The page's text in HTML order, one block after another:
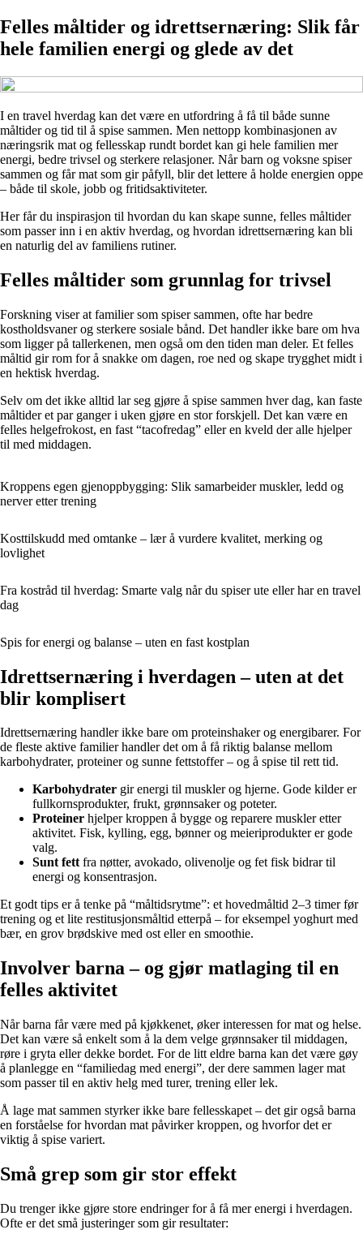
Felles måltider og idrettsernæring: Slik får
hele familien energi og glede av det
I en travel hverdag kan det være en utfordring å få til både sunne
måltider og tid til å spise sammen. Men nettopp kombinasjonen av
næringsrik mat og fellesskap rundt bordet kan gi hele familien mer
energi, bedre trivsel og sterkere relasjoner. Når barn og voksne spiser
sammen og får mat som gir påfyll, blir det lettere å holde energien oppe
– både til skole, jobb og fritidsaktiviteter.
Her får du inspirasjon til hvordan du kan skape sunne, felles måltider
som passer inn i en aktiv hverdag, og hvordan idrettsernæring kan bli
en naturlig del av familiens rutiner.
Felles måltider som grunnlag for trivsel
Forskning viser at familier som spiser sammen, ofte har bedre
kostholdsvaner og sterkere sosiale bånd. Det handler ikke bare om hva
som ligger på tallerkenen, men også om den tiden man deler. Et felles
måltid gir rom for å snakke om dagen, roe ned og skape trygghet midt i
en hektisk hverdag.
Selv om det ikke alltid lar seg gjøre å spise sammen hver dag, kan faste
måltider et par ganger i uken gjøre en stor forskjell. Det kan være en
felles helgefrokost, en fast “tacofredag” eller en kveld der alle hjelper
til med middagen.
Kroppens egen gjenoppbygging: Slik samarbeider muskler, ledd og
nerver etter trening
Kosttilskudd med omtanke – lær å vurdere kvalitet, merking og
lovlighet
Fra kostråd til hverdag: Smarte valg når du spiser ute eller har en travel
dag
Spis for energi og balanse – uten en fast kostplan
Idrettsernæring i hverdagen – uten at det
blir komplisert
Idrettsernæring handler ikke bare om proteinshaker og energibarer. For
de fleste aktive familier handler det om å få riktig balanse mellom
karbohydrater, proteiner og sunne fettstoffer – og å spise til rett tid.
Karbohydrater gir energi til muskler og hjerne. Gode kilder er
fullkornsprodukter, frukt, grønnsaker og poteter.
Proteiner hjelper kroppen å bygge og reparere muskler etter
aktivitet. Fisk, kylling, egg, bønner og meieriprodukter er gode
valg.
Sunt fettfra nøtter, avokado, olivenolje og fet fisk bidrar til
energi og konsentrasjon.
Et godt tips er å tenke på “måltidsrytme”: et hovedmåltid 2–3 timer før
trening og et lite restitusjonsmåltid etterpå – for eksempel yoghurt med
bær, en grov brødskive med ost eller en smoothie.
Involver barna – og gjør matlaging til en
felles aktivitet
Når barna får være med på kjøkkenet, øker interessen for mat og helse.
Det kan være så enkelt som å la dem velge grønnsaker til middagen,
røre i gryta eller dekke bordet. For de litt eldre barna kan det være gøy
å planlegge en “familiedag med energi”, der dere sammen lager mat
som passer til en aktiv helg med turer, trening eller lek.
Å lage mat sammen styrker ikke bare fellesskapet – det gir også barna
en forståelse for hvordan mat påvirker kroppen, og hvorfor det er
viktig å spise variert.
Små grep som gir stor effekt
Du trenger ikke gjøre store endringer for å få mer energi i hverdagen.
Ofte er det små justeringer som gir resultater: